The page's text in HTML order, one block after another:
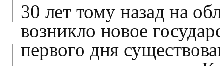
30 лет тому назад на
возникло новое
первого дня